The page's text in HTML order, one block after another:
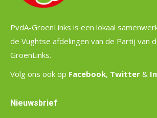
PvdA-GroenLinks is een lokaal
de Vughtse afdelingen van de Partij van
GroenLinks.
Volg ons ook op Facebook, Twitter &
Nieuwsbrief